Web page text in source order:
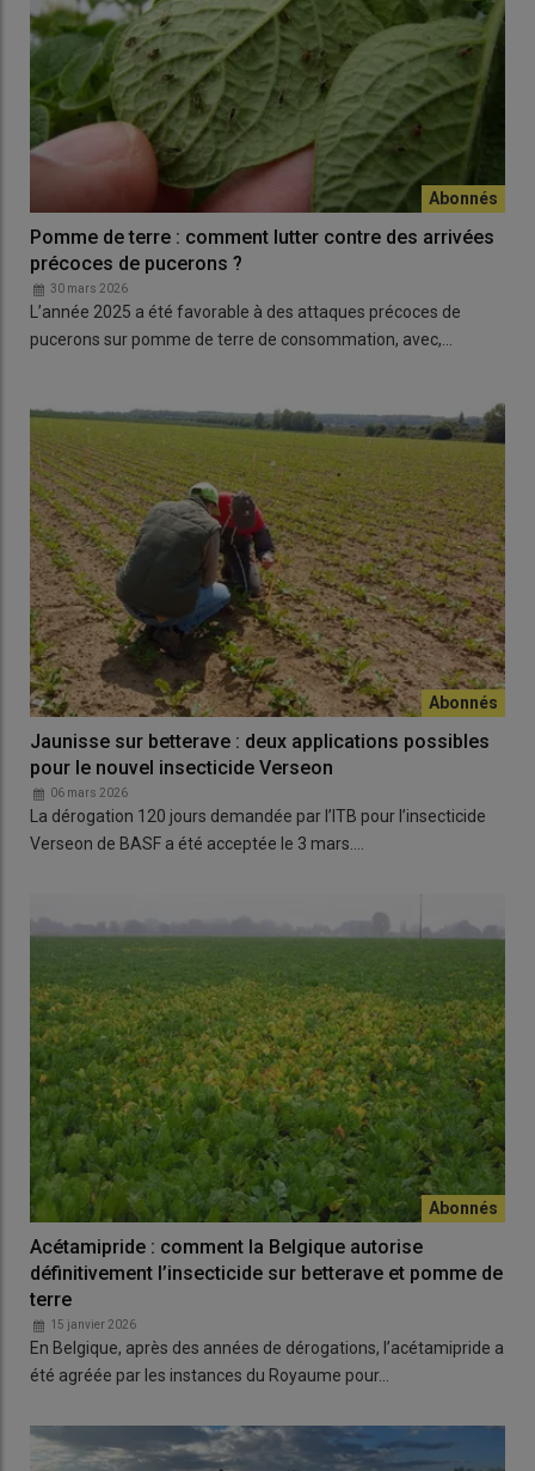
Pomme de terre : comment lutter contre des arrivées
précoces de pucerons ?
30 mars 2026
L’année 2025 a été favorable à des attaques précoces de
pucerons sur pomme de terre de consommation, avec,…
Jaunisse sur betterave : deux applications possibles
pour le nouvel insecticide Verseon
06 mars 2026
La dérogation 120 jours demandée par l’ITB pour l’insecticide
Verseon de BASF a été acceptée le 3 mars.…
Acétamipride : comment la Belgique autorise
définitivement l’insecticide sur betterave et pomme de
terre
15 janvier 2026
En Belgique, après des années de dérogations, l’acétamipride a
été agréée par les instances du Royaume pour…